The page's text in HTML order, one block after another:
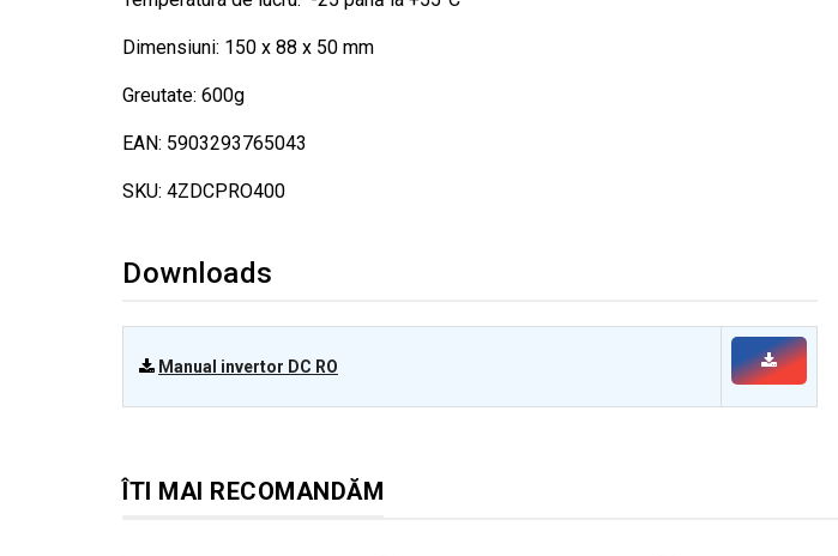
Dimensiuni: 150 x 88 x 50 mm
Greutate: 600g
EAN: 5903293765043
SKU: 4ZDCPRO400
Downloads
Manual invertor DC RO
ÎTI MAI RECOMANDĂM